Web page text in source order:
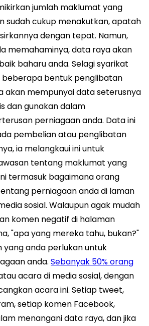
jumlah maklumat yang
sudah cukup menakutkan, apatah
dengan tepat. Namun,
memahaminya, data raya akan
baharu anda. Selagi syarikat
beberapa bentuk penglibatan
akan mempunyai data seterusnya
dan gunakan dalam
perniagaan anda. Data ini
pembelian atau penglibatan
ia melangkaui ini untuk
tentang maklumat yang
termasuk bagaimana orang
perniagaan anda di laman
sosial. Walaupun agak mudah
komen negatif di halaman
"apa yang mereka tahu, bukan?"
yang anda perlukan untuk
anda.Sebanyak 50% orang
acara di media sosial, dengan
acara ini. Setiap tweet,
setiap komen Facebook,
menangani data raya, dan jika